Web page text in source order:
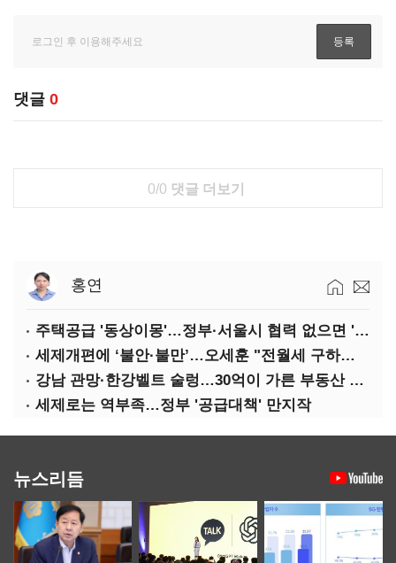
댓글 0
0/0 댓글 더보기
홍연
주택공급 '동상이몽'…정부·서울시 협력 없으면 '공수표'
세제개편에 ‘불안·불만’…오세훈 "전월세 구하기 더 힘들어질 것"
강남 관망·한강벨트 술렁…30억이 가른 부동산 민심
세제로는 역부족…정부 '공급대책' 만지작
뉴스리듬